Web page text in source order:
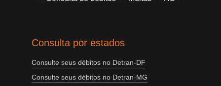
Consulta por estados
Consulte seus débitos no Detran-DF
Consulte seus débitos no Detran-MG